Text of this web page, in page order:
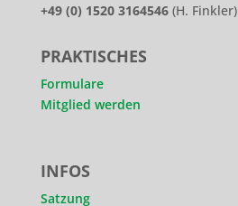
+49 (0) 1520 3164546(H. Finkler)
PRAKTISCHES
Formulare
Mitglied werden
INFOS
Satzung